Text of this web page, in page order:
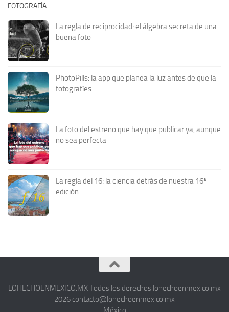
FOTOGRAFÍA
La regla de reciprocidad: el álgebra secreta de una
buena foto
PhotoPills: la app que planea la luz antes de que la
fotografíes
La foto del estreno que hay que publicar ya, aunque
no sea perfecta
La regla del 16: la ciencia detrás de nuestra 16ª
edición
LOHECHOENMEXICO.MX Todos los derechos lohechoenmexico.mx
2026 contacto@lohechoenmexico.mx